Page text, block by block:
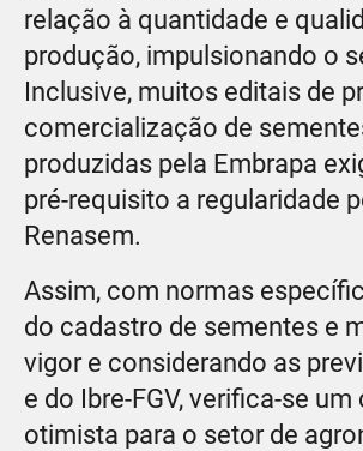
relação à quantidade e
produção, impulsionando o
Inclusive, muitos editais de
comercialização de
produzidas pela Embrapa
pré-requisito a regularidade
Renasem.
Assim, com normas
do cadastro de sementes e
vigor e considerando as
e do Ibre-FGV, verifica-se
otimista para o setor de